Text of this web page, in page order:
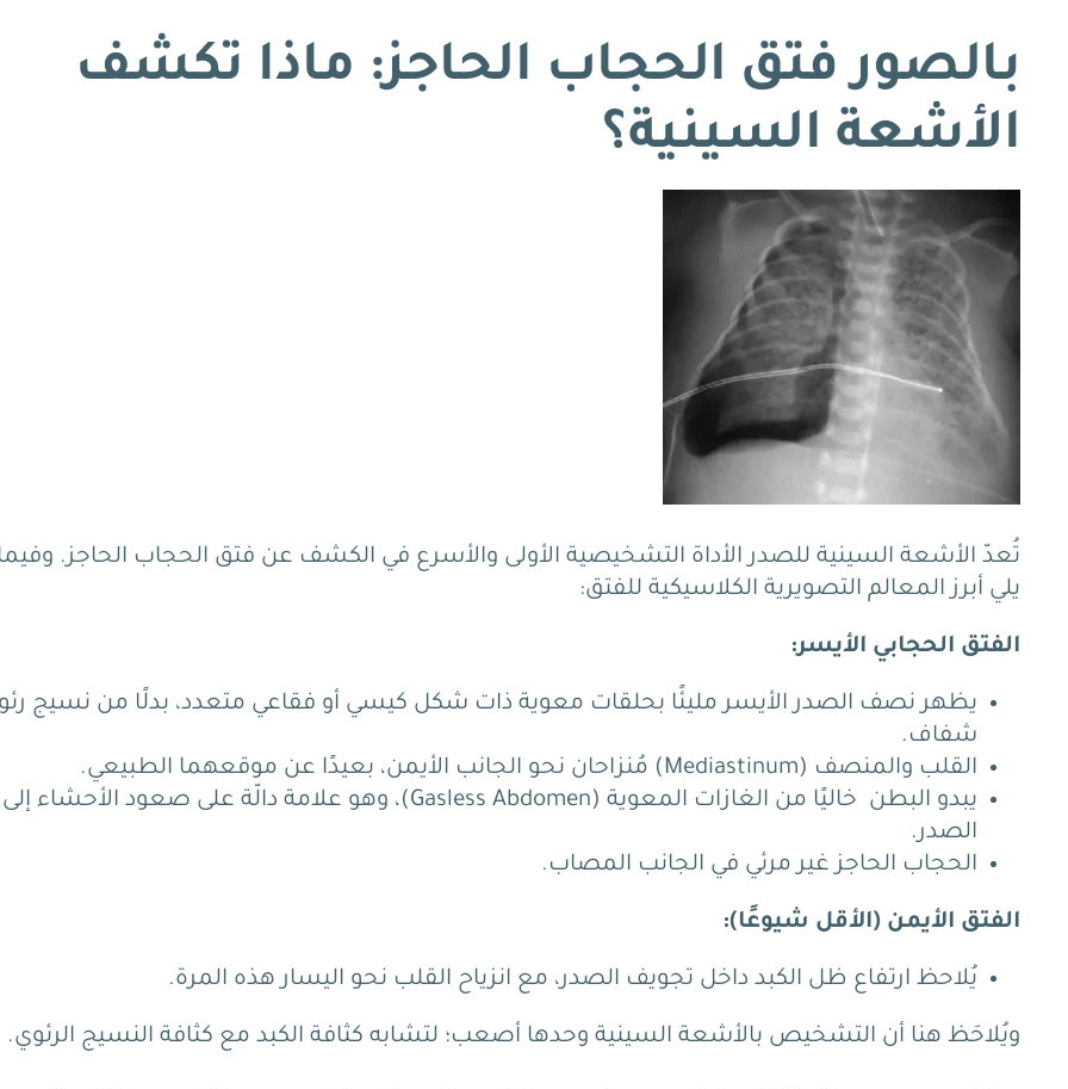
بالصور فتق الحجاب الحاجز: ماذا تكشف
الأشعة السينية؟
تُعدّ الأشعة السينية للصدر الأداة التشخيصية الأولى والأسرع في الكشف عن فتق الحجاب الحاجز.
يلي أبرز المعالم التصويرية الكلاسيكية للفتق:
الفتق الحجابي الأيسر:
يظهر نصف الصدر الأيسر مليئًا بحلقات معوية ذات شكل كيسي أو فقاعي متعدد، بدلًا من نسيج
شفاف.
القلب والمنصف (Mediastinum) مُنزاحان نحو الجانب الأيمن، بعيدًا عن موقعهما الطبيعي.
يبدو البطن خاليًا من الغازات المعوية (Gasless Abdomen)، وهو علامة دالّة على صعود الأحشاء إلى
الصدر.
الحجاب الحاجز غير مرئي في الجانب المصاب.
الفتق الأيمن (الأقل شيوعًا):
يُلاحظ ارتفاع ظل الكبد داخل تجويف الصدر، مع انزياح القلب نحو اليسار هذه المرة.
ويُلاحَظ هنا أن التشخيص بالأشعة السينية وحدها أصعب؛ لتشابه كثافة الكبد مع كثافة النسيج الرئوي.